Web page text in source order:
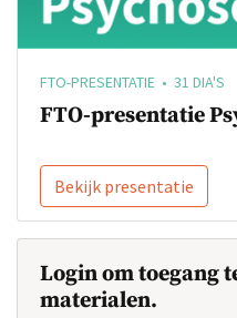
FTO-PRESENTATIE • 31 DIA'S
FTO-presentatie
Bekijk presentatie
Login om toegang
materialen.